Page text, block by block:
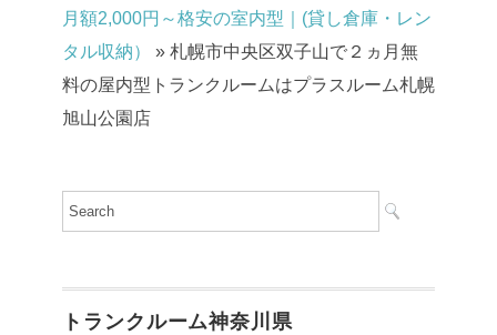
月額2,000円～格安の室内型｜(貸し倉庫・レン
タル収納）
» 札幌市中央区双子山で２ヵ月無
料の屋内型トランクルームはプラスルーム札幌
旭山公園店
トランクルーム神奈川県